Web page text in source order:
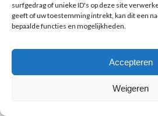
surfgedrag of unieke ID's op deze site
geeft of uw toestemming intrekt, kan dit een
bepaalde functies en mogelijkheden.
Accepteren
Weigeren
© Copyright BenFit |